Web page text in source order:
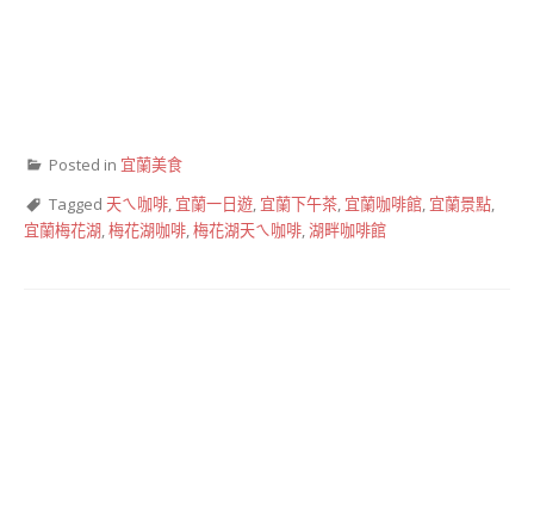
Posted in 宜蘭美食
Tagged 天ㄟ咖啡, 宜蘭一日遊, 宜蘭下午茶, 宜蘭咖啡館, 宜蘭景點,
宜蘭梅花湖,梅花湖咖啡,梅花湖天ㄟ咖啡,湖畔咖啡館